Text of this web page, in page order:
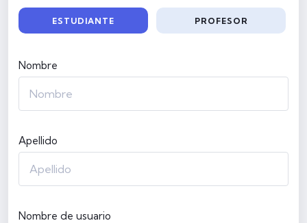
ESTUDIANTE PROFESOR
Nombre
Apellido
Nombre de usuario